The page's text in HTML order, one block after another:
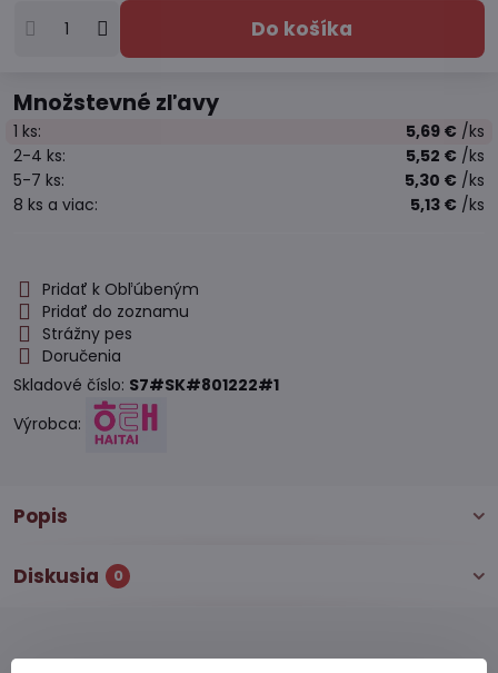
Do košíka
Množstevné zľavy
1 ks: 5,69 € /ks
2-4 ks: 5,52 € /ks
5-7 ks: 5,30 € /ks
8 ks a viac: 5,13 € /ks
Pridať k Obľúbeným
Pridať do zoznamu
Strážny pes
Doručenia
Skladové číslo: S7#SK#801222#1
Výrobca:
Popis
Diskusia 0